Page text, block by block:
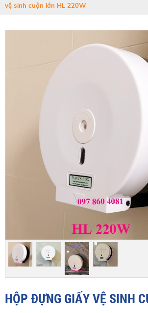
vệ sinh cuộn lớn HL 220W
HỘP ĐỰNG GIẤY VỆ SINH